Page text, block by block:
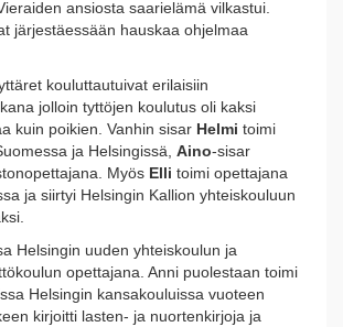
ansiosta saarielämä vilkastui.
järjestäessään hauskaa ohjelmaa
kouluttautuivat erilaisiin
jolloin tyttöjen koulutus oli kaksi
kuin poikien. Vanhin sisar Helmi toimi
ja Helsingissä, Aino-sisar
Myös Elli toimi opettajana
ja siirtyi Helsingin Kallion yhteiskouluun
Helsingin uuden yhteiskoulun ja
opettajana. Anni puolestaan toimi
Helsingin kansakouluissa vuoteen
kirjoitti lasten- ja nuortenkirjoja ja